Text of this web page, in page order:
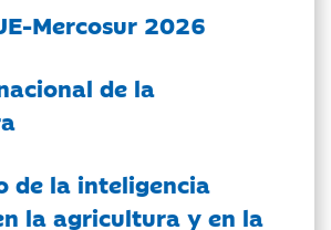
Mercosur 2026
de la
de la inteligencia
la agricultura y en la